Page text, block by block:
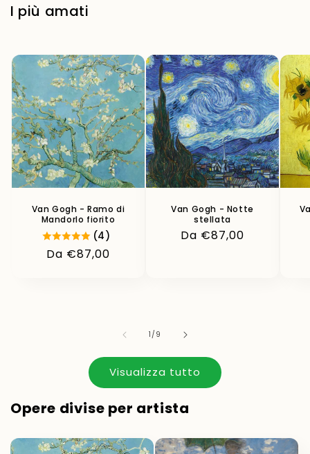
I più amati
Van Gogh - Ramo di
Mandorlo fiorito
(4)
Prezzo
Da €87,00
Van Gogh - Notte
stellata
Prezzo
Da €87,00
1/su
9
Visualizza tutto
Opere divise per artista